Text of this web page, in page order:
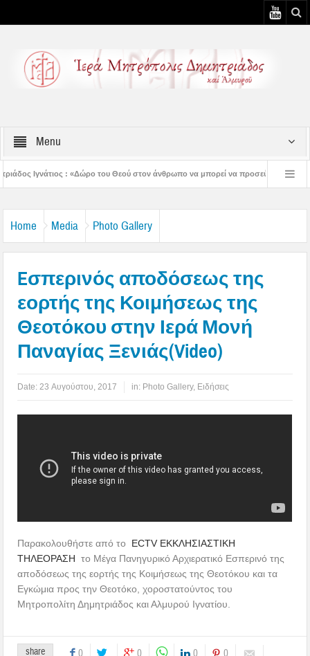
Menu
του Θεού στον άνθρωπο να μπορεί να προσεύχεται» – 2η Αυγουστιάτικη
Home Media Photo Gallery
Eσπερινός αποδόσεως της
εορτής της Κοιμήσεως της
Θεοτόκου στην Ιερά Μονή
Παναγίας Ξενιάς(Video)
Date: 23 Αυγούστου, 2017 in: Photo Gallery, Ειδήσεις
Παρακολουθήστε από το ECTV ΕΚΚΛΗΣΙΑΣΤΙΚΗ
ΤΗΛΕΟΡΑΣΗτο Μέγα Πανηγυρικό Αρχιερατικό Εσπερινό της
αποδόσεως της εορτής της Κοιμήσεως της Θεοτόκου και τα
Εγκώμια προς την Θεοτόκο, χοροστατούντος του
Μητροπολίτη Δημητριάδος και Αλμυρού Ιγνατίου.
share 0 0 0 0